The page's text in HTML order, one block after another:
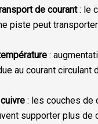
de courant: le
piste peut
:
au courant circulant
: les couches de
supporter plus de